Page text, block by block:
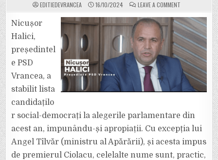
EDITIEDEVRANCEA 16/10/2024 LEAVE A COMMENT
HALICI
ȘI-
A
IMPUS
APROPIAȚII
PE
LISTELE
PENTRU
SENAT
ȘI
CAMERA
DEPUTAȚILOR,
CANDIDAȚII
FIIND
NECUNOSCUȚI
Nicușor
Halici,
președintel
e PSD
Vrancea, a
stabilit lista
candidațilo
r social-democrați la alegerile parlamentare din
acest an, impunându-și apropiații. Cu excepția lui
Angel Tîlvăr (ministru al Apărării), și acesta impus
de premierul Ciolacu, celelalte nume sunt, practic,